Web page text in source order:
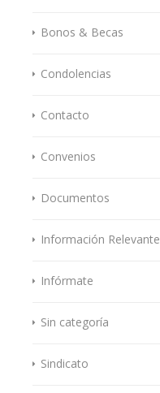
Bonos & Becas
Condolencias
Contacto
Convenios
Documentos
Información Relevante
Infórmate
Sin categoría
Sindicato